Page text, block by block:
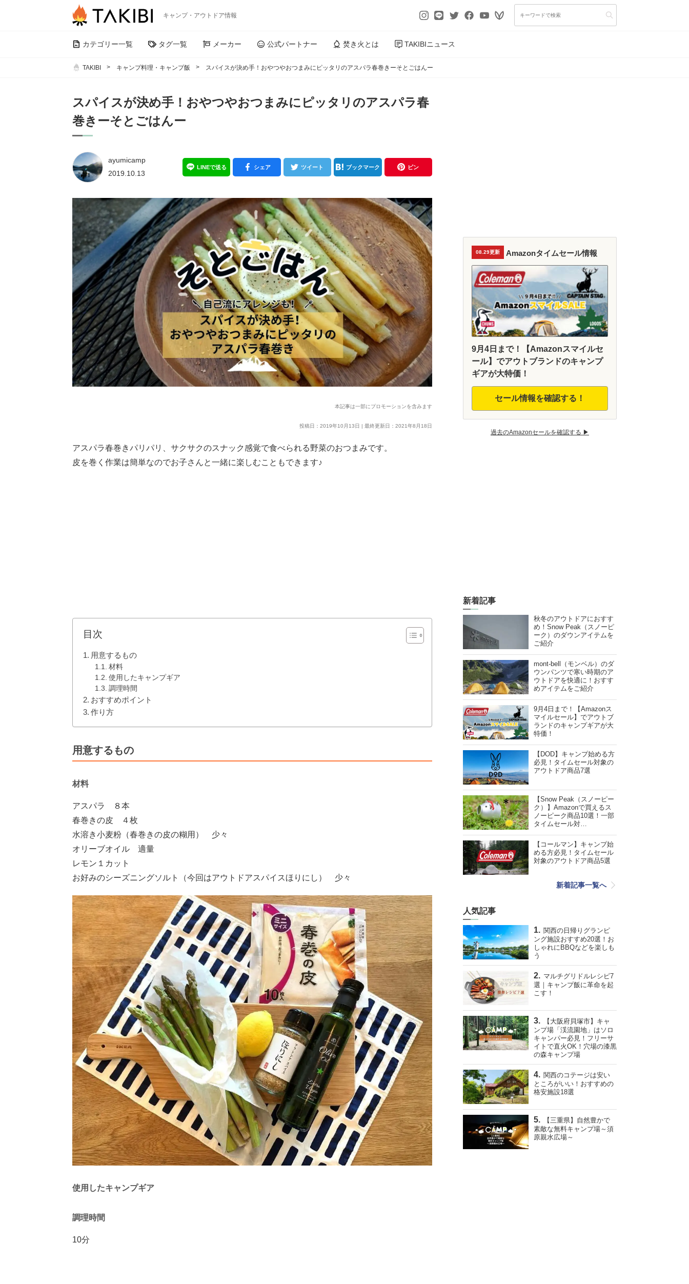
キャンプ・アウトドア情報
カテゴリー一覧 タグ一覧 メーカー 公式パートナー 焚き火とは TAKIBIニュース
TAKIBI キャンプ料理・キャンプ飯 スパイスが決め手！おやつやおつまみにピッタリのアスパラ春巻きーそとごはんー
スパイスが決め手！おやつやおつまみにピッタリのアスパラ春
巻きーそとごはんー
ayumicamp
2019.10.13
LINEで送る シェア ツイート ブックマーク ピン
本記事は一部にプロモーションを含みます
投稿日：2019年10月13日 | 最終更新日：2021年8月18日
アスパラ春巻きパリパリ、サクサクのスナック感覚で食べられる野菜のおつまみです。
皮を巻く作業は簡単なのでお子さんと一緒に楽しむこともできます♪
目次
用意するもの
材料
使用したキャンプギア
調理時間
おすすめポイント
作り方
用意するもの
材料
アスパラ ８本
春巻きの皮 ４枚
水溶き小麦粉（春巻きの皮の糊用） 少々
オリーブオイル 適量
レモン１カット
お好みのシーズニングソルト（今回はアウトドアスパイスほりにし） 少々
使用したキャンプギア
調理時間
10分
08.29更新 Amazonタイムセール情報
9月4日まで！【Amazonスマイルセ
ール】でアウトブランドのキャンプ
ギアが大特価！
セール情報を確認する！
過去のAmazonセールを確認する ▶︎
新着記事
秋冬のアウトドアにおすす
め！Snow Peak（スノーピ
ーク）のダウンアイテムを
ご紹介
mont-bell（モンベル）のダ
ウンパンツで寒い時期のア
ウトドアを快適に！おすす
めアイテムをご紹介
9月4日まで！【Amazonス
マイルセール】でアウトブ
ランドのキャンプギアが大
特価！
【DOD】キャンプ始める方
必見！タイムセール対象の
アウトドア商品7選
【Snow Peak（スノーピー
ク）】Amazonで買えるス
ノーピーク商品10選！一部
タイムセール対…
【コールマン】キャンプ始
める方必見！タイムセール
対象のアウトドア商品5選
新着記事一覧へ
人気記事
関西の日帰りグランピ
ング施設おすすめ20選！お
しゃれにBBQなどを楽しも
う
マルチグリドルレシピ7
選｜キャンプ飯に革命を起
こす！
【大阪府貝塚市】キャ
ンプ場「渓流園地」はソロ
キャンパー必見！フリーサ
イトで直火OK！穴場の漆黒
の森キャンプ場
関西のコテージは安い
ところがいい！おすすめの
格安施設18選
【三重県】自然豊かで
素敵な無料キャンプ場～須
原親水広場～